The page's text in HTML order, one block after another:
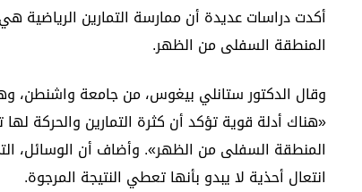
أكدت دراسات عديدة أن ممارسة التمارين الرياضية
المنطقة السفلى من الظهر.
وقال الدكتور ستانلي بيغوس، من جامعة واشنطن،
«هناك أدلة قوية تؤكد أن كثرة التمارين والحركة
المنطقة السفلى من الظهر». وأضاف أن الوسائل،
انتعال أحذية لا يبدو بأنها تعطي النتيجة المرجوة.